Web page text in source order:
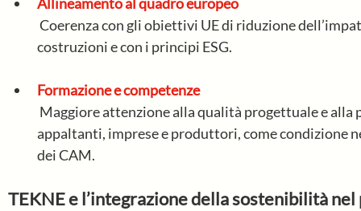
costruzioni e con i principi ESG.
Formazione e competenze
appaltanti, imprese e produttori, come condizione
dei CAM.
TEKNE e l’integrazione della sostenibilità